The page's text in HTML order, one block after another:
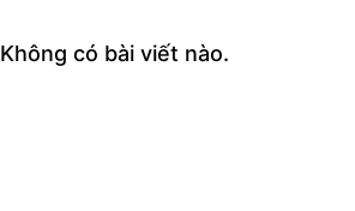
Không có bài viết nào.